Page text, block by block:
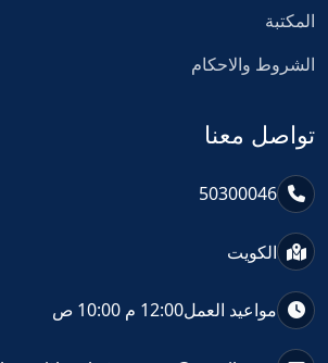
المكتبة
الشروط والاحكام
تواصل معنا
50300046
الكويت
مواعيد العمل12:00 م 10:00 ص